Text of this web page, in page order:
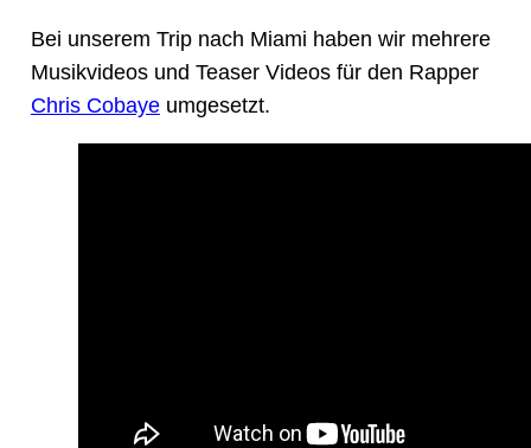
Bei unserem Trip nach Miami haben wir mehrere
Musikvideos und Teaser Videos für den Rapper
Chris Cobayeumgesetzt.